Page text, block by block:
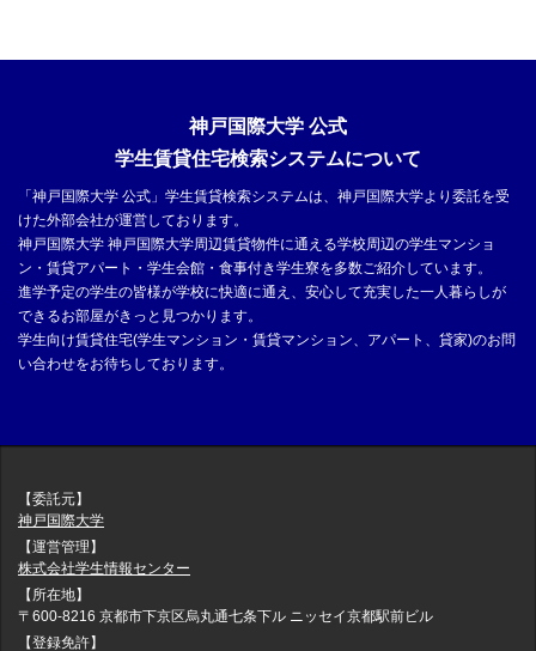
神戸国際大学 公式
学生賃貸住宅検索システムについて
「神戸国際大学 公式」学生賃貸検索システムは、神戸国際大学より委託を受
けた外部会社が運営しております。
神戸国際大学 神戸国際大学周辺賃貸物件に通える学校周辺の学生マンショ
ン・賃貸アパート・学生会館・食事付き学生寮を多数ご紹介しています。
進学予定の学生の皆様が学校に快適に通え、安心して充実した一人暮らしが
できるお部屋がきっと見つかります。
学生向け賃貸住宅(学生マンション・賃貸マンション、アパート、貸家)のお問
い合わせをお待ちしております。
【委託元】
神戸国際大学
【運営管理】
株式会社学生情報センター
【所在地】
〒600-8216 京都市下京区烏丸通七条下ル ニッセイ京都駅前ビル
【登録免許】